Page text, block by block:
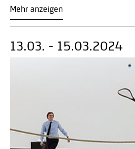
Mehr anzeigen
13.03. - 15.03.2024